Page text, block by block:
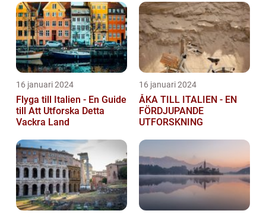
16 januari 2024
Flyga till Italien - En Guide
till Att Utforska Detta
Vackra Land
16 januari 2024
ÅKA TILL ITALIEN - EN
FÖRDJUPANDE
UTFORSKNING